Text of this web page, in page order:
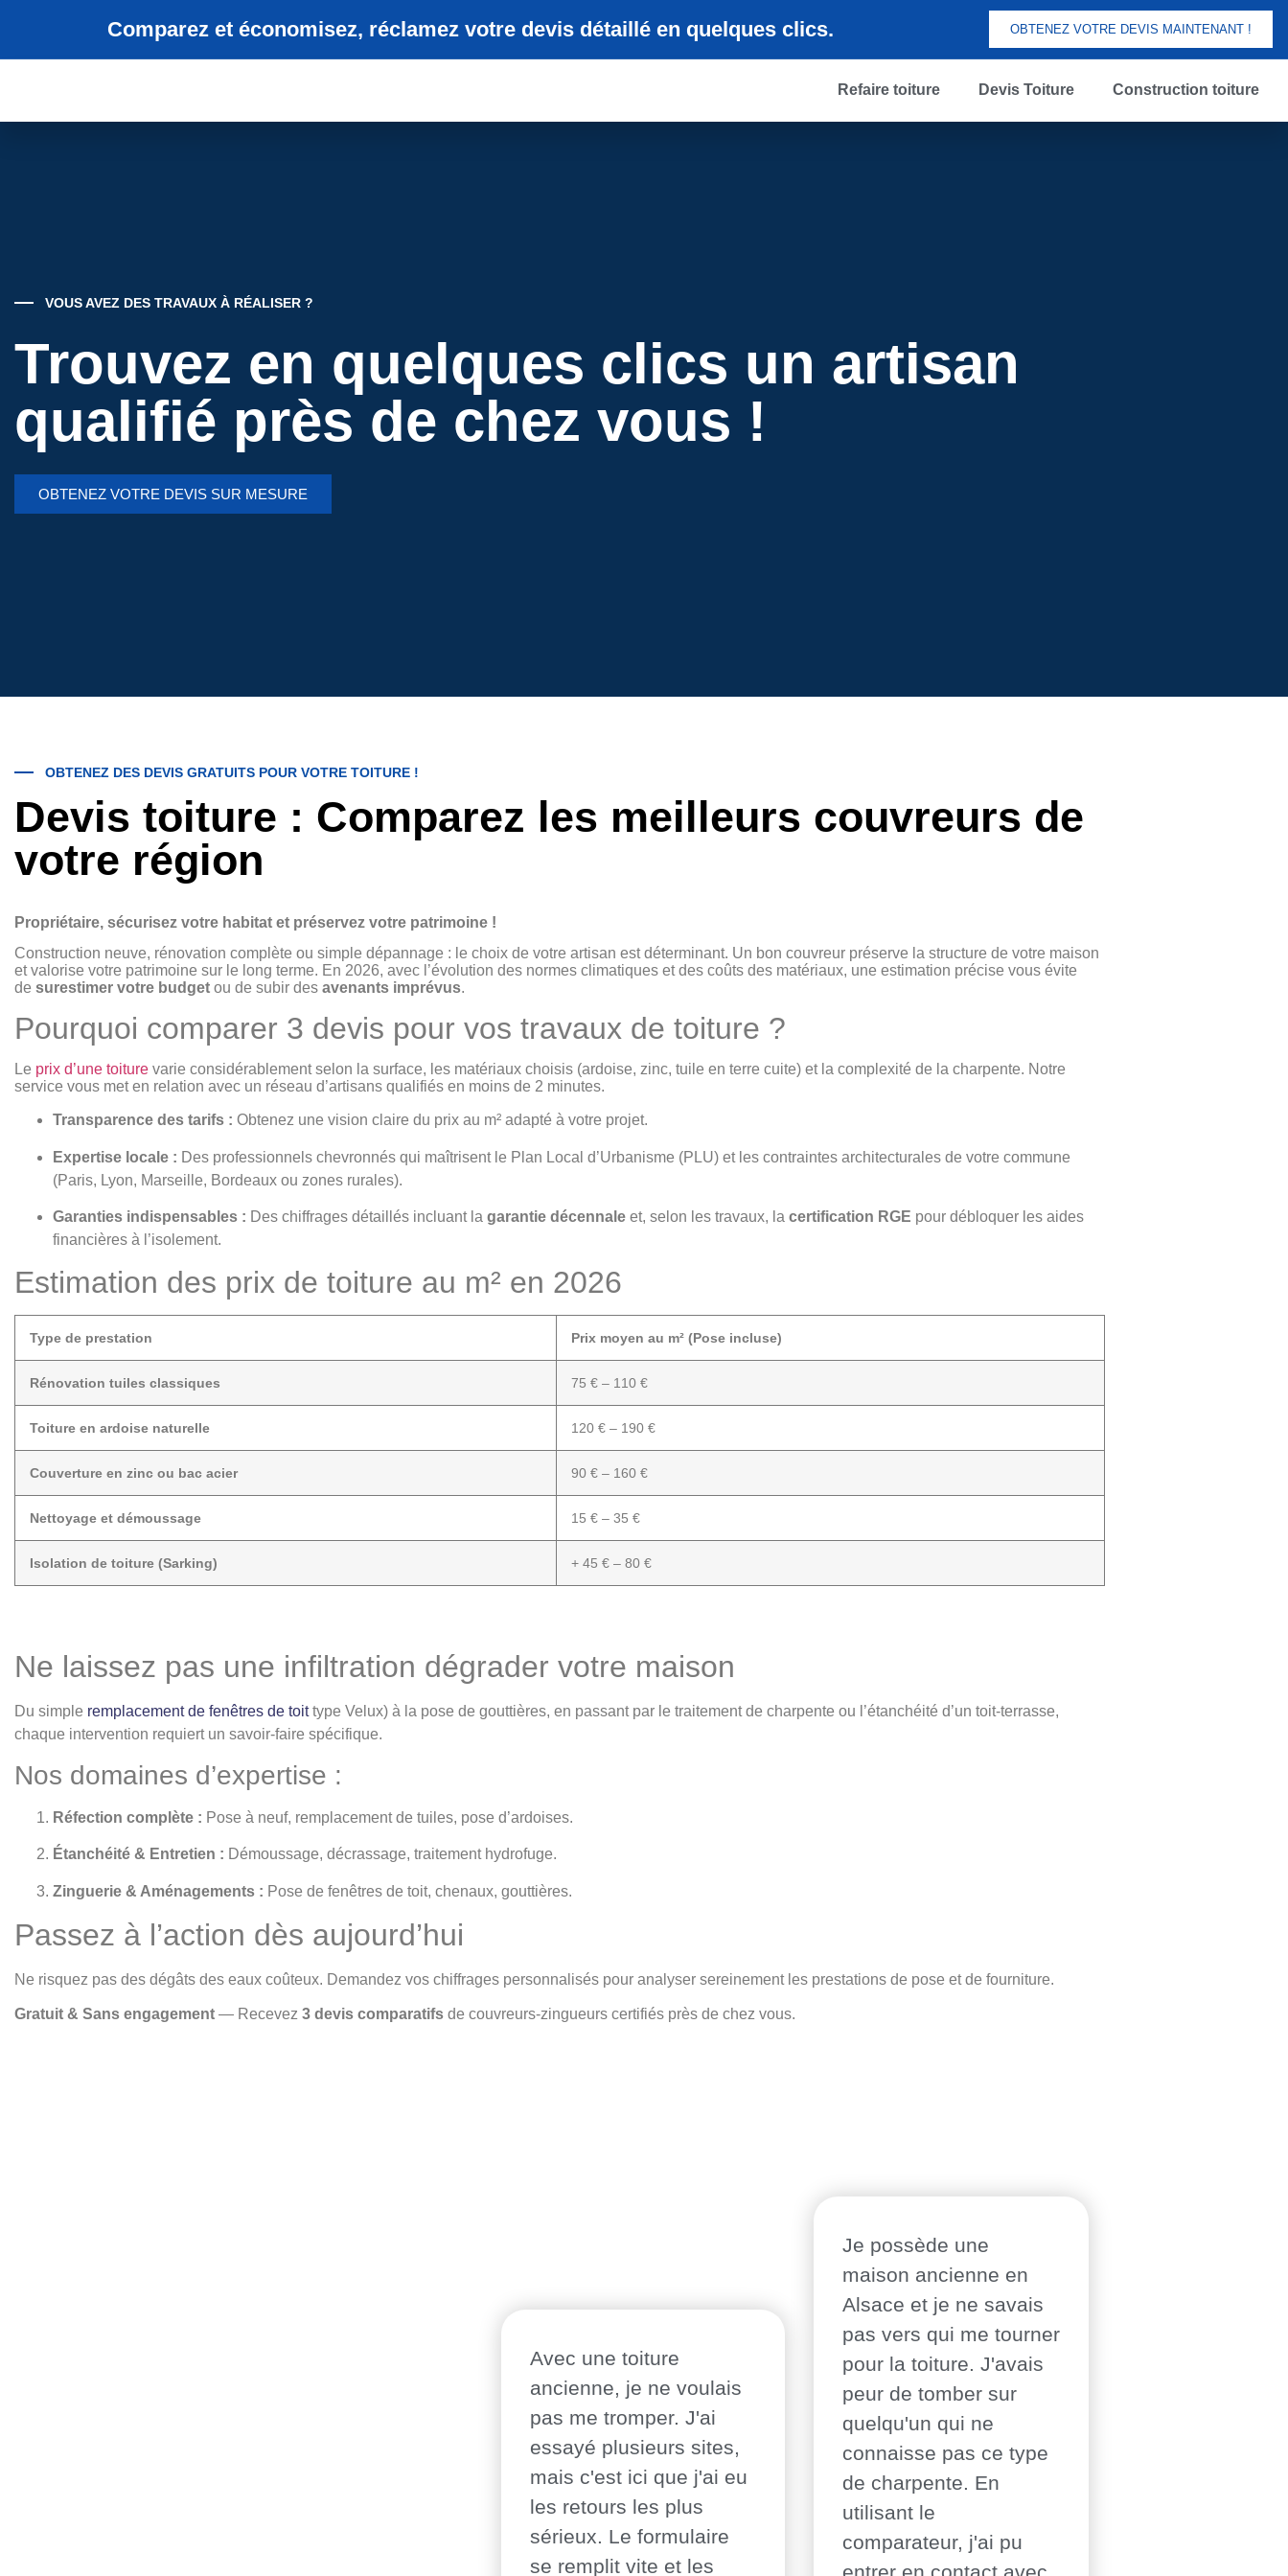
Comparez et économisez, réclamez votre devis détaillé en quelques clics. OBTENEZ VOTRE DEVIS MAINTENANT !
Refaire toiture Devis Toiture Construction toiture
VOUS AVEZ DES TRAVAUX À RÉALISER ?
Trouvez en quelques clics un artisan
qualifié près de chez vous !
OBTENEZ VOTRE DEVIS SUR MESURE
OBTENEZ DES DEVIS GRATUITS POUR VOTRE TOITURE !
Devis toiture : Comparez les meilleurs couvreurs de
votre région
Propriétaire, sécurisez votre habitat et préservez votre patrimoine !
Construction neuve, rénovation complète ou simple dépannage : le choix de votre artisan est déterminant. Un bon couvreur préserve la structure de votre maison
et valorise votre patrimoine sur le long terme. En 2026, avec l’évolution des normes climatiques et des coûts des matériaux, une estimation précise vous évite
de surestimer votre budget ou de subir des avenants imprévus.
Pourquoi comparer 3 devis pour vos travaux de toiture ?
Le prix d’une toiture varie considérablement selon la surface, les matériaux choisis (ardoise, zinc, tuile en terre cuite) et la complexité de la charpente. Notre
service vous met en relation avec un réseau d’artisans qualifiés en moins de 2 minutes.
Transparence des tarifs : Obtenez une vision claire du prix au m² adapté à votre projet.
Expertise locale : Des professionnels chevronnés qui maîtrisent le Plan Local d’Urbanisme (PLU) et les contraintes architecturales de votre commune
(Paris, Lyon, Marseille, Bordeaux ou zones rurales).
Garanties indispensables : Des chiffrages détaillés incluant la garantie décennale et, selon les travaux, la certification RGE pour débloquer les aides
financières à l’isolement.
Estimation des prix de toiture au m² en 2026
Type de prestation Prix moyen au m² (Pose incluse)
Rénovation tuiles classiques 75 € – 110 €
Toiture en ardoise naturelle 120 € – 190 €
Couverture en zinc ou bac acier 90 € – 160 €
Nettoyage et démoussage 15 € – 35 €
Isolation de toiture (Sarking) + 45 € – 80 €
Ne laissez pas une infiltration dégrader votre maison
Du simple remplacement de fenêtres de toit type Velux) à la pose de gouttières, en passant par le traitement de charpente ou l’étanchéité d’un toit-terrasse,
chaque intervention requiert un savoir-faire spécifique.
Nos domaines d’expertise :
Réfection complète : Pose à neuf, remplacement de tuiles, pose d’ardoises.
Étanchéité & Entretien : Démoussage, décrassage, traitement hydrofuge.
Zinguerie & Aménagements : Pose de fenêtres de toit, chenaux, gouttières.
Passez à l’action dès aujourd’hui
Ne risquez pas des dégâts des eaux coûteux. Demandez vos chiffrages personnalisés pour analyser sereinement les prestations de pose et de fourniture.
Gratuit & Sans engagement — Recevez 3 devis comparatifs de couvreurs-zingueurs certifiés près de chez vous.
Avec une toiture
ancienne, je ne voulais
pas me tromper. J'ai
essayé plusieurs sites,
mais c'est ici que j'ai eu
les retours les plus
sérieux. Le formulaire
se remplit vite et les
Je possède une
maison ancienne en
Alsace et je ne savais
pas vers qui me tourner
pour la toiture. J'avais
peur de tomber sur
quelqu'un qui ne
connaisse pas ce type
de charpente. En
utilisant le
comparateur, j'ai pu